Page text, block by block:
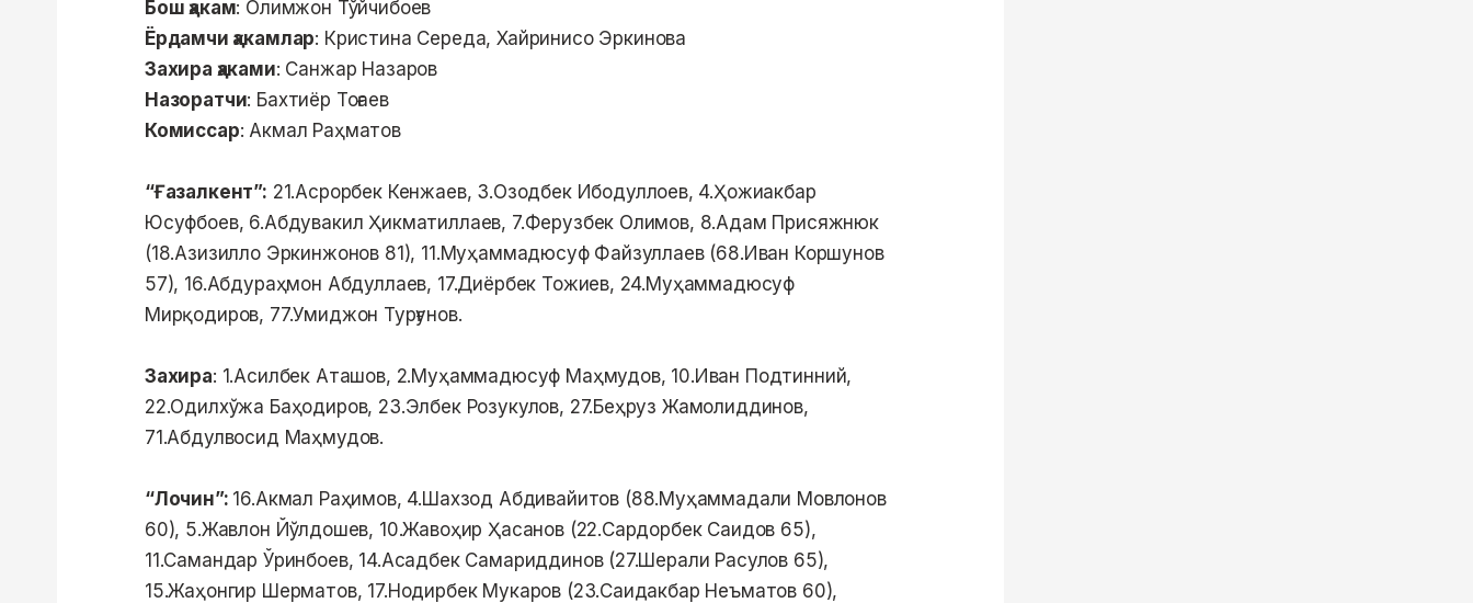
Бош ҳакам: Олимжон Тўйчибоев
Ёрдамчи ҳакамлар: Кристина Середа, Хайринисо Эркинова
Захира ҳаками: Санжар Назаров
Назоратчи: Бахтиёр Тоғаев
Комиссар: Акмал Раҳматов
“Ғазалкент”: 21.Асрорбек Кенжаев, 3.Озодбек Ибодуллоев, 4.Ҳожиакбар
Юсуфбоев, 6.Абдувакил Ҳикматиллаев, 7.Ферузбек Олимов, 8.Адам Присяжнюк
(18.Азизилло Эркинжонов 81), 11.Муҳаммадюсуф Файзуллаев (68.Иван Коршунов
57), 16.Абдураҳмон Абдуллаев, 17.Диёрбек Тожиев, 24.Муҳаммадюсуф
Мирқодиров, 77.Умиджон Турғунов.
Захира: 1.Асилбек Аташов, 2.Муҳаммадюсуф Маҳмудов, 10.Иван Подтинний,
22.Одилхўжа Баҳодиров, 23.Элбек Розукулов, 27.Беҳруз Жамолиддинов,
71.Абдулвосид Маҳмудов.
“Лочин”: 16.Акмал Раҳимов, 4.Шахзод Абдивайитов (88.Муҳаммадали Мовлонов
60), 5.Жавлон Йўлдошев, 10.Жавоҳир Ҳасанов (22.Сардорбек Саидов 65),
11.Самандар Ўринбоев, 14.Асадбек Самариддинов (27.Шерали Расулов 65),
15.Жаҳонгир Шерматов, 17.Нодирбек Мукаров (23.Саидакбар Неъматов 60),